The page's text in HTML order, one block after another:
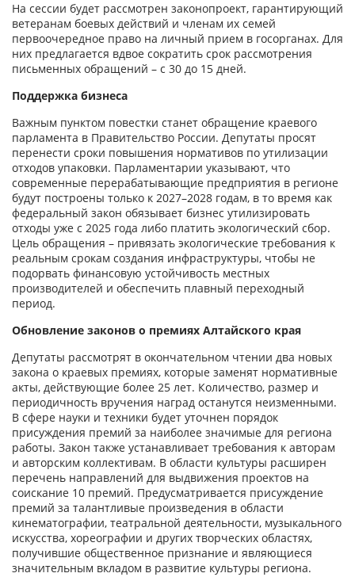
На сессии будет рассмотрен законопроект, гарантирующий
ветеранам боевых действий и членам их семей
первоочередное право на личный прием в госорганах. Для
них предлагается вдвое сократить срок рассмотрения
письменных обращений – с 30 до 15 дней.
Поддержка бизнеса
Важным пунктом повестки станет обращение краевого
парламента в Правительство России. Депутаты просят
перенести сроки повышения нормативов по утилизации
отходов упаковки. Парламентарии указывают, что
современные перерабатывающие предприятия в регионе
будут построены только к 2027–2028 годам, в то время как
федеральный закон обязывает бизнес утилизировать
отходы уже с 2025 года либо платить экологический сбор.
Цель обращения – привязать экологические требования к
реальным срокам создания инфраструктуры, чтобы не
подорвать финансовую устойчивость местных
производителей и обеспечить плавный переходный
период.
Обновление законов о премиях Алтайского края
Депутаты рассмотрят в окончательном чтении два новых
закона о краевых премиях, которые заменят нормативные
акты, действующие более 25 лет. Количество, размер и
периодичность вручения наград останутся неизменными.
В сфере науки и техники будет уточнен порядок
присуждения премий за наиболее значимые для региона
работы. Закон также устанавливает требования к авторам
и авторским коллективам. В области культуры расширен
перечень направлений для выдвижения проектов на
соискание 10 премий. Предусматривается присуждение
премий за талантливые произведения в области
кинематографии, театральной деятельности, музыкального
искусства, хореографии и других творческих областях,
получившие общественное признание и являющиеся
значительным вкладом в развитие культуры региона.